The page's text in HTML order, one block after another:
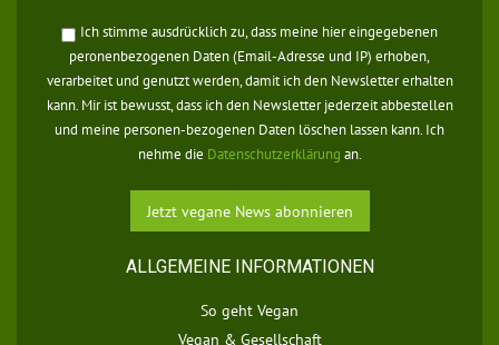
Ich stimme ausdrücklich zu, dass meine hier eingegebenen
peronenbezogenen Daten (Email-Adresse und IP) erhoben,
verarbeitet und genutzt werden, damit ich den Newsletter erhalten
kann. Mir ist bewusst, dass ich den Newsletter jederzeit abbestellen
und meine personen-bezogenen Daten löschen lassen kann. Ich
nehme die Datenschutzerklärung an.
ALLGEMEINE INFORMATIONEN
So geht Vegan
Vegan & Gesellschaft